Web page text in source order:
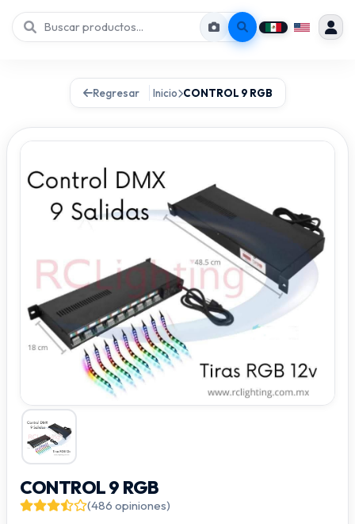
Regresar Inicio CONTROL 9 RGB
CONTROL 9 RGB
(486 opiniones)